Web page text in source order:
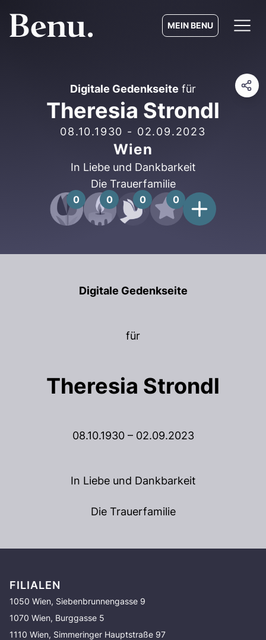
MEIN BENU
Digitale Gedenkseite für
Theresia Strondl
08.10.1930 - 02.09.2023
Wien
In Liebe und Dankbarkeit
Die Trauerfamilie
0 0 0 0
Digitale Gedenkseite
für
Theresia Strondl
08.10.1930 – 02.09.2023
In Liebe und Dankbarkeit
Die Trauerfamilie
FILIALEN
1050 Wien, Siebenbrunnengasse 9
1070 Wien, Burggasse 5
1110 Wien, Simmeringer Hauptstraße 97